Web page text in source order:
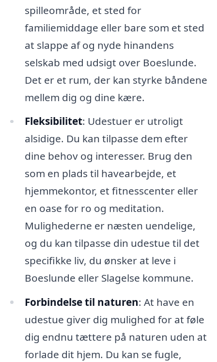
spilleområde, et sted for
familiemiddage eller bare som et sted
at slappe af og nyde hinandens
selskab med udsigt over Boeslunde.
Det er et rum, der kan styrke båndene
mellem dig og dine kære.
Fleksibilitet: Udestuer er utroligt
alsidige. Du kan tilpasse dem efter
dine behov og interesser. Brug den
som en plads til havearbejde, et
hjemmekontor, et fitnesscenter eller
en oase for ro og meditation.
Mulighederne er næsten uendelige,
og du kan tilpasse din udestue til det
specifikke liv, du ønsker at leve i
Boeslunde eller Slagelse kommune.
Forbindelse til naturen: At have en
udestue giver dig mulighed for at føle
dig endnu tættere på naturen uden at
forlade dit hjem. Du kan se fugle,